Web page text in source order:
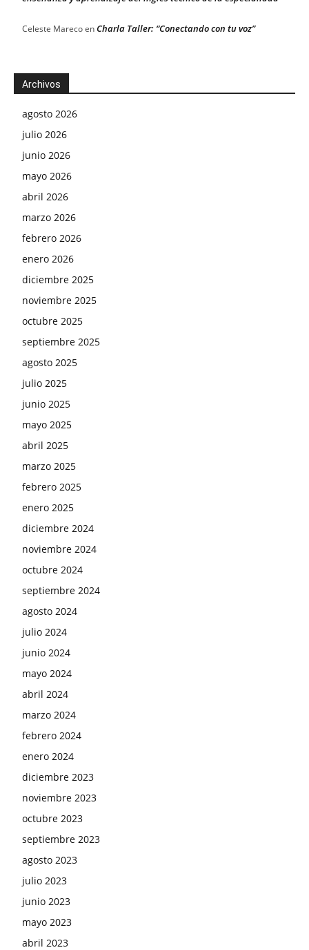
Celeste MarecoenCharla Taller: “Conectando con tu voz”
Archivos
agosto 2026
julio 2026
junio 2026
mayo 2026
abril 2026
marzo 2026
febrero 2026
enero 2026
diciembre 2025
noviembre 2025
octubre 2025
septiembre 2025
agosto 2025
julio 2025
junio 2025
mayo 2025
abril 2025
marzo 2025
febrero 2025
enero 2025
diciembre 2024
noviembre 2024
octubre 2024
septiembre 2024
agosto 2024
julio 2024
junio 2024
mayo 2024
abril 2024
marzo 2024
febrero 2024
enero 2024
diciembre 2023
noviembre 2023
octubre 2023
septiembre 2023
agosto 2023
julio 2023
junio 2023
mayo 2023
abril 2023